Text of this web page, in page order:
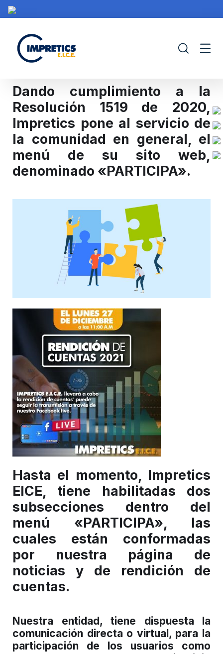
Dando cumplimiento a la
Resolución 1519 de 2020,
Impretics pone al servicio de
la comunidad en general, el
menú de su sito web,
denominado «PARTICIPA».
Hasta el momento, Impretics
EICE, tiene habilitadas dos
subsecciones dentro del
menú «PARTICIPA», las
cuales están conformadas
por nuestra página de
noticias y de rendición de
cuentas.
Nuestra entidad, tiene dispuesta la
comunicación directa o virtual, para la
participación de los usuarios como
IMPRETICS PORTAFOLIO CONTRATACIÓN